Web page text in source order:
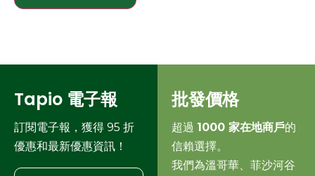
Tapio 電子報
訂閱電子報，獲得 95 折
優惠和最新優惠資訊！
批發價格
超過 1000 家在地商戶的
信賴選擇。
我們為溫哥華、菲沙河谷